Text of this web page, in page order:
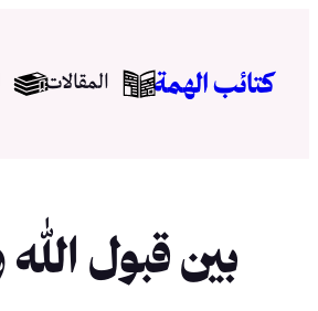
المحتوىكتائب الهمة المقالات
بين قبول